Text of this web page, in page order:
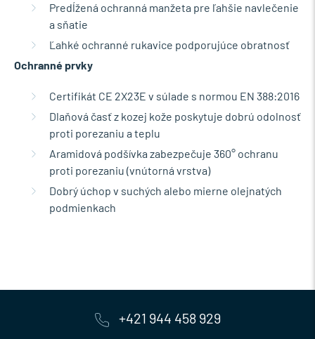
Predĺžená ochranná manžeta pre ľahšie navlečenie
a sňatie
Ľahké ochranné rukavice podporujúce obratnosť
Ochranné prvky
Certifikát CE 2X23E v súlade s normou EN 388:2016
Dlaňová časť z kozej kože poskytuje dobrú odolnosť
proti porezaniu a teplu
Aramidová podšívka zabezpečuje 360° ochranu
proti porezaniu (vnútorná vrstva)
Dobrý úchop v suchých alebo mierne olejnatých
podmienkach
+421 944 458 929